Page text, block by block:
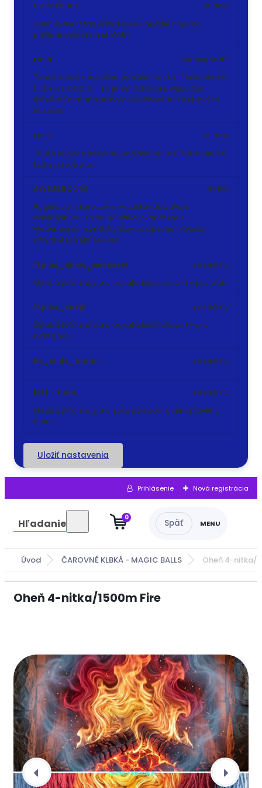
PHPSESSID
Zachováva stav užívateľskej relácie naprieč
požiadavkami na stránky.
relácie
rc::a
Tento súbor cookie sa používa na rozlíšenie medzi
ľuďmi a robotmi. To je výhodné pre web, aby
vytvárať platné správy o používaní ich webových
stránok.
persistentní
rc::c
Tento súbor cookie sa používa na rozlíšenie medzi
ľuďmi a robotmi.
relácie
AWSALBCORS
Registruje, ktorý server-cluster obsluhuje
návštevníka. To sa používa v kontexte s
vyrovnávaním záťaže, aby sa optimalizovala
užívateľská skúsenosť.
6 dnů
18plus_allow_access#
Ukladá informáciu o odsúhlasení okna 18+ pre web.
neznámy
18plus_cat#
Ukladá informáciu o odsúhlasení okna 18+ pre
kategóriu.
neznámy
bs_slide_menu neznámy
left_menu
Ukladá informáciu o spôsobe zobrazenia ľavého
menu.
neznámy
Uložiť nastavenia
Prihlásenie Nová registrácia
Hľadanie 0
Úvod ČAROVNÉ KLBKÁ - MAGIC BALLS Oheň 4-nitka/
Oheň 4-nitka/1500m Fire